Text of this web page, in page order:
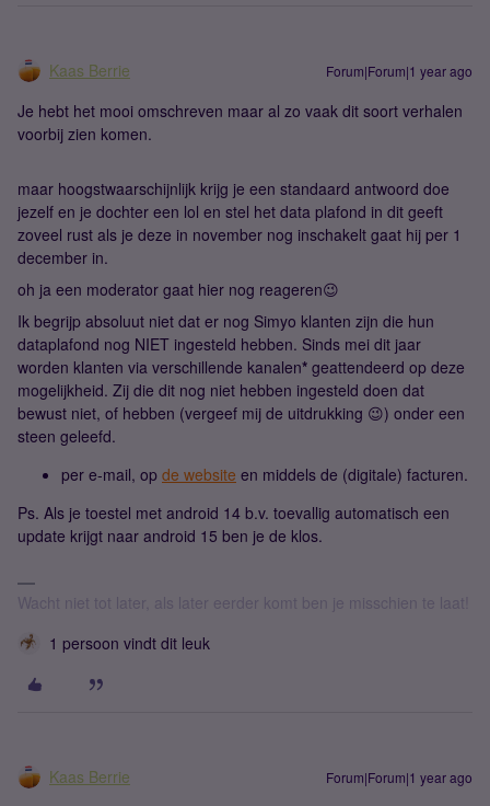
Kaas Berrie Forum|Forum|1 year ago
Je hebt het mooi omschreven maar al zo vaak dit soort verhalen
voorbij zien komen.
maar hoogstwaarschijnlijk krijg je een standaard antwoord doe
jezelf en je dochter een lol en stel het data plafond in dit geeft
zoveel rust als je deze in november nog inschakelt gaat hij per 1
december in.
oh ja een moderator gaat hier nog reageren😉
Ik begrijp absoluut niet dat er nog Simyo klanten zijn die hun
dataplafond nog NIET ingesteld hebben. Sinds mei dit jaar
worden klanten via verschillende kanalen* geattendeerd op deze
mogelijkheid. Zij die dit nog niet hebben ingesteld doen dat
bewust niet, of hebben (vergeef mij de uitdrukking 😉) onder een
steen geleefd.
per e-mail, op de website en middels de (digitale) facturen.
Ps. Als je toestel met android 14 b.v. toevallig automatisch een
update krijgt naar android 15 ben je de klos.
Wacht niet tot later, als later eerder komt ben je misschien te laat!
1 persoon vindt dit leuk
Kaas Berrie Forum|Forum|1 year ago